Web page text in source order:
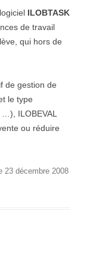
ILOBTASK
de travail
qui hors de
de gestion de
le type
ILOBEVAL
ou réduire
23 décembre 2008